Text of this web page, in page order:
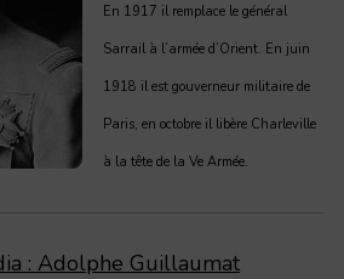
En 1917 il remplace le général
Sarrail à l’armée d’Orient. En juin
1918 il est gouverneur militaire de
Paris, en octobre il libère Charleville
à la tête de la Ve Armée.
: Adolphe Guillaumat